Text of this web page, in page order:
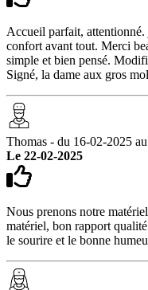
Accueil parfait, attentionné.
confort avant tout. Merci
simple et bien pensé.
Signé, la dame aux gros
Thomas - du 16-02-2025
Le 22-02-2025
Nous prenons notre
matériel, bon rapport
le sourire et le bonne